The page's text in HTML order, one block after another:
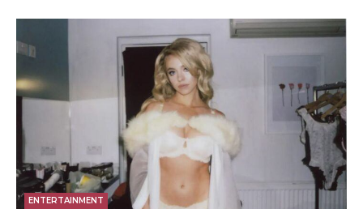
ENTERTAINMENT